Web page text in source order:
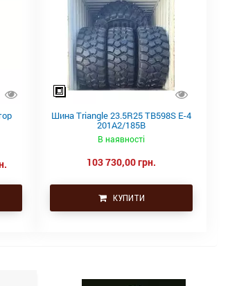
Шина Triangle 23.5R25 TB598S E-4
201A2/185B
В наявності
103 730,00 грн.
КУПИТИ